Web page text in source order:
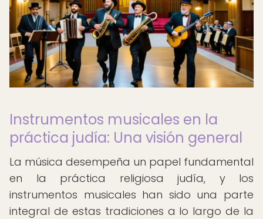
Instrumentos musicales en la
práctica judía: Una visión general
La música desempeña un papel fundamental
en la práctica religiosa judía, y los
instrumentos musicales han sido una parte
integral de estas tradiciones a lo largo de la